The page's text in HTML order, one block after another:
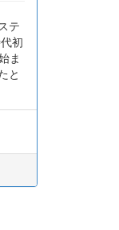
テ
初
ま
と